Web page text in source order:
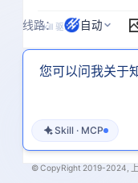
Skill 驱动
Skill 驱动
线路： 自动
Skill · MCP
© CopyRight 2019-2024,